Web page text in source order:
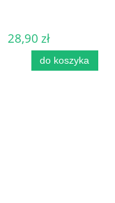
28,90 zł
do koszyka